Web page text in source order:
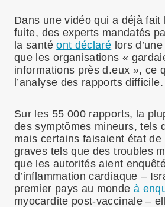
Dans une vidéo qui a déjà fait
fuite, des experts mandatés
la santéont déclaré lors
que les organisations «
informations près d.eux », ce
l’analyse des rapports difficile.
Sur les 55 000 rapports, la
des symptômes mineurs, tels
mais certains faisaient état de
graves tels que des troubles
que les autorités aient
d’inflammation cardiaque –
premier pays au monde à
myocardite post-vaccinale –